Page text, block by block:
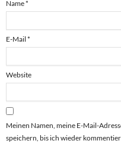
Name*
E-Mail *
Website
Meinen Namen, meine E-Mail-
speichern, bis ich wieder